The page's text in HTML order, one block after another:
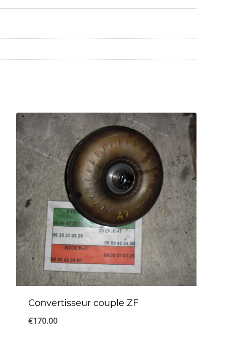
Convertisseur couple ZF
€170.00